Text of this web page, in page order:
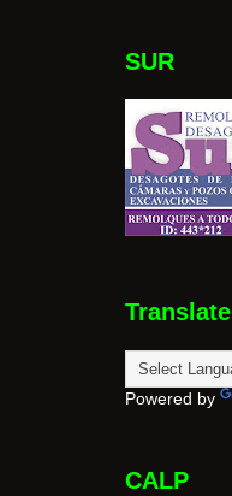
SUR
Translate
Powered by
CALP